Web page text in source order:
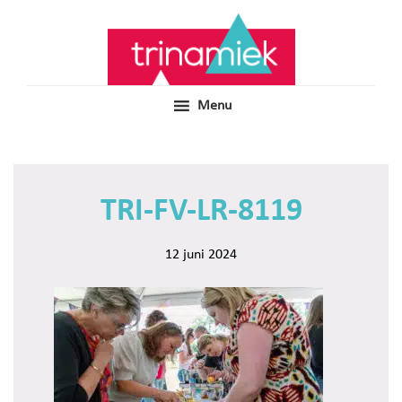
Menu
TRI-FV-LR-8119
12 juni 2024